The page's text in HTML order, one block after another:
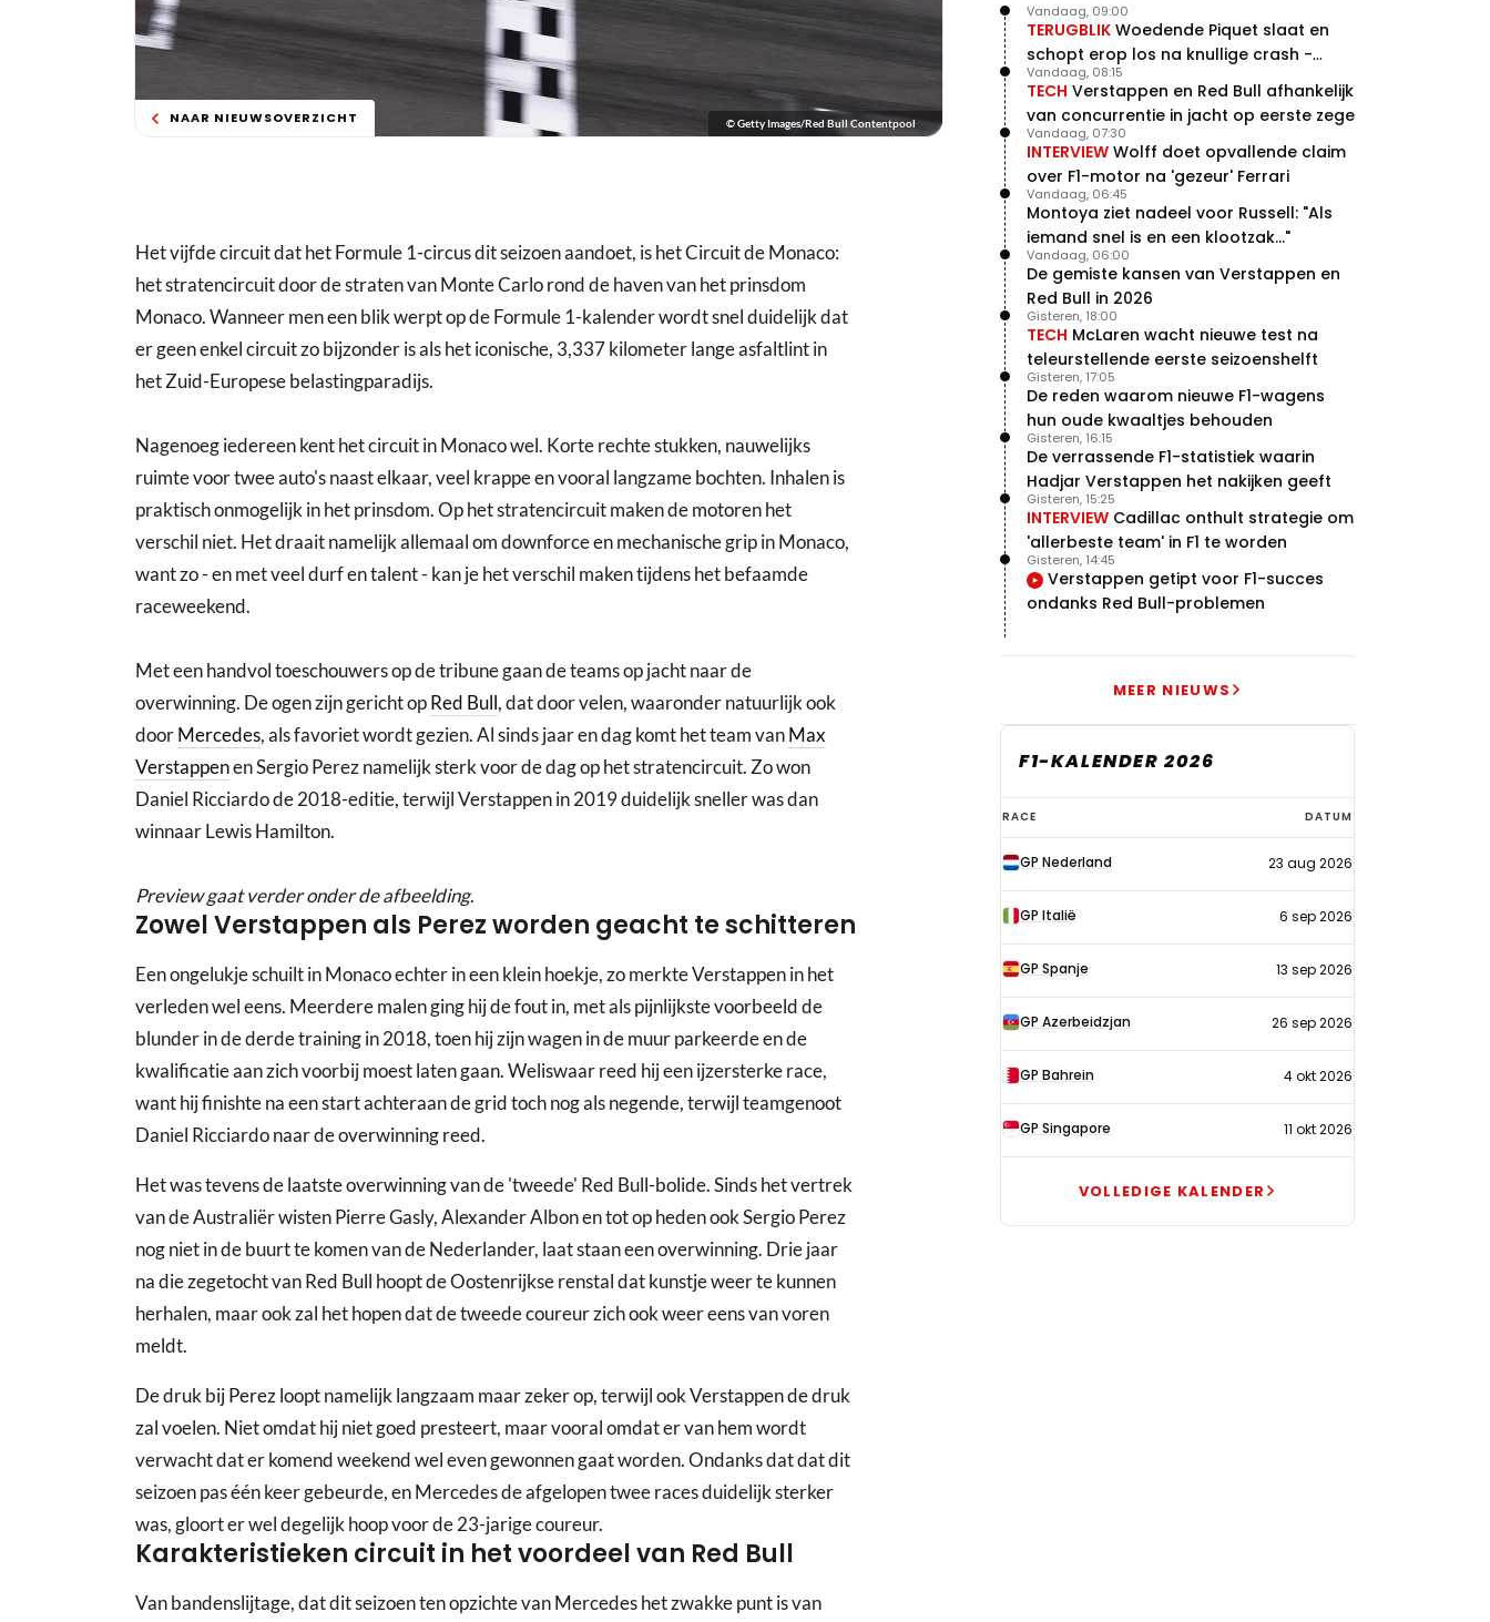
NAAR NIEUWSOVERZICHT © Getty Images/Red Bull Contentpool
Het vijfde circuit dat het Formule 1-circus dit seizoen aandoet, is het Circuit de Monaco:
het stratencircuit door de straten van Monte Carlo rond de haven van het prinsdom
Monaco. Wanneer men een blik werpt op de Formule 1-kalender wordt snel duidelijk dat
er geen enkel circuit zo bijzonder is als het iconische, 3,337 kilometer lange asfaltlint in
het Zuid-Europese belastingparadijs.
Nagenoeg iedereen kent het circuit in Monaco wel. Korte rechte stukken, nauwelijks
ruimte voor twee auto's naast elkaar, veel krappe en vooral langzame bochten. Inhalen is
praktisch onmogelijk in het prinsdom. Op het stratencircuit maken de motoren het
verschil niet. Het draait namelijk allemaal om downforce en mechanische grip in Monaco,
want zo - en met veel durf en talent - kan je het verschil maken tijdens het befaamde
raceweekend.
Met een handvol toeschouwers op de tribune gaan de teams op jacht naar de
overwinning. De ogen zijn gericht opRed Bull, dat door velen, waaronder natuurlijk ook
doorMercedes, als favoriet wordt gezien. Al sinds jaar en dag komt het team vanMax
Verstappenen Sergio Perez namelijk sterk voor de dag op het stratencircuit. Zo won
Daniel Ricciardo de 2018-editie, terwijl Verstappen in 2019 duidelijk sneller was dan
winnaar Lewis Hamilton.
Preview gaat verder onder de afbeelding.
Zowel Verstappen als Perez worden geacht te schitteren
Een ongelukje schuilt in Monaco echter in een klein hoekje, zo merkte Verstappen in het
verleden wel eens. Meerdere malen ging hij de fout in, met als pijnlijkste voorbeeld de
blunder in de derde training in 2018, toen hij zijn wagen in de muur parkeerde en de
kwalificatie aan zich voorbij moest laten gaan. Weliswaar reed hij een ijzersterke race,
want hij finishte na een start achteraan de grid toch nog als negende, terwijl teamgenoot
Daniel Ricciardo naar de overwinning reed.
Het was tevens de laatste overwinning van de 'tweede' Red Bull-bolide. Sinds het vertrek
van de Australiër wisten Pierre Gasly, Alexander Albon en tot op heden ook Sergio Perez
nog niet in de buurt te komen van de Nederlander, laat staan een overwinning. Drie jaar
na die zegetocht van Red Bull hoopt de Oostenrijkse renstal dat kunstje weer te kunnen
herhalen, maar ook zal het hopen dat de tweede coureur zich ook weer eens van voren
meldt.
De druk bij Perez loopt namelijk langzaam maar zeker op, terwijl ook Verstappen de druk
zal voelen. Niet omdat hij niet goed presteert, maar vooral omdat er van hem wordt
verwacht dat er komend weekend wel even gewonnen gaat worden. Ondanks dat dat dit
seizoen pas één keer gebeurde, en Mercedes de afgelopen twee races duidelijk sterker
was, gloort er wel degelijk hoop voor de 23-jarige coureur.
Karakteristieken circuit in het voordeel van Red Bull
Van bandenslijtage, dat dit seizoen ten opzichte van Mercedes het zwakke punt is van
TERUGBLIK Woedende Piquet slaat en
schopt erop los na knullige crash -
terugblik
Vandaag, 09:00
TECH Verstappen en Red Bull afhankelijk
van concurrentie in jacht op eerste zege
Vandaag, 08:15
INTERVIEW Wolff doet opvallende claim
over F1-motor na 'gezeur' Ferrari
Vandaag, 07:30
Montoya ziet nadeel voor Russell: "Als
iemand snel is en een klootzak..."
Vandaag, 06:45
De gemiste kansen van Verstappen en
Red Bull in 2026
Vandaag, 06:00
TECH McLaren wacht nieuwe test na
teleurstellende eerste seizoenshelft
Gisteren, 18:00
De reden waarom nieuwe F1-wagens
hun oude kwaaltjes behouden
Gisteren, 17:05
De verrassende F1-statistiek waarin
Hadjar Verstappen het nakijken geeft
Gisteren, 16:15
INTERVIEW Cadillac onthult strategie om
'allerbeste team' in F1 te worden
Gisteren, 15:25
Verstappen getipt voor F1-succes
ondanks Red Bull-problemen
Gisteren, 14:45
MEER NIEUWS
F1-KALENDER 2026
F1-
kalender
2026
RACE DATUM
GP Nederland 23 aug 2026
GP Italië 6 sep 2026
GP Spanje 13 sep 2026
GP Azerbeidzjan 26 sep 2026
GP Bahrein 4 okt 2026
GP Singapore 11 okt 2026
VOLLEDIGE KALENDER